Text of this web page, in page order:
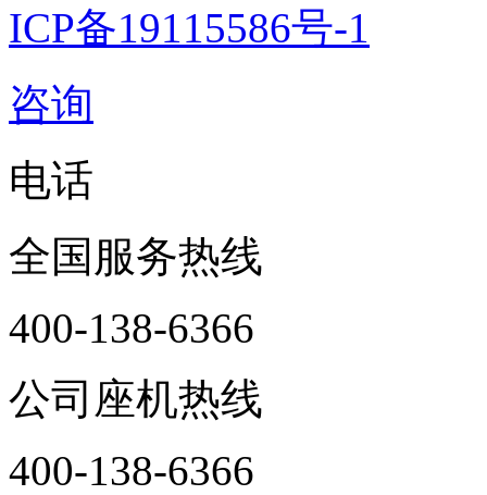
ICP备19115586号-1
咨询
电话
全国服务热线
400-138-6366
公司座机热线
400-138-6366